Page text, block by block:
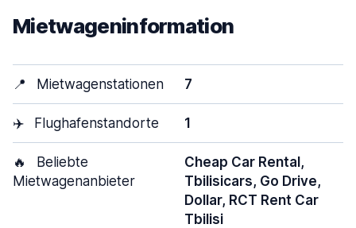
Mietwageninformation
📍 Mietwagenstationen 7
✈️ Flughafenstandorte 1
🔥
Beliebte
Mietwagenanbieter
Cheap Car Rental,
Tbilisicars, Go Drive,
Dollar, RCT Rent Car
Tbilisi